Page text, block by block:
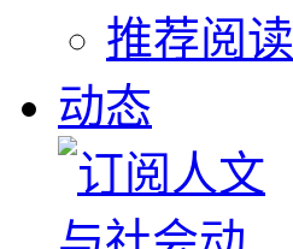
推荐阅读
动态